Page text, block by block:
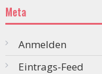
Meta
Anmelden
Eintrags-Feed